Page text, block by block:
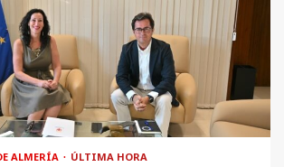
ALMERÍA ÚLTIMA HORA